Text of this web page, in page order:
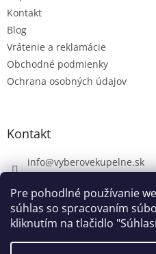
Pre pohodlné používanie
súhlas so spracovaním
kliknutím na tlačidlo
Kontakt
Blog
Vrátenie a reklamácie
Obchodné podmienky
Ochrana osobných údajov
Kontakt
info@vyberovekupelne.sk
https://www.facebook.com/